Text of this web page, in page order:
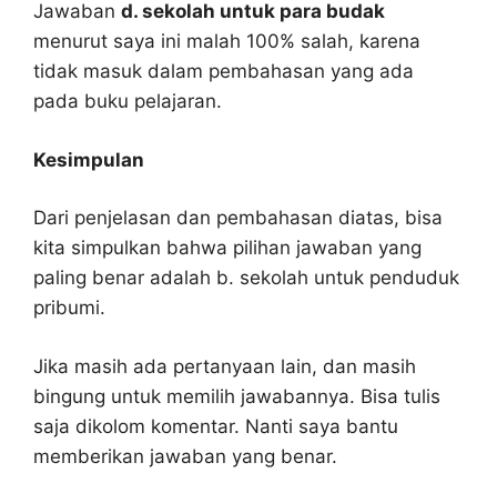
Jawaban d. sekolah untuk para budak
menurut saya ini malah 100% salah, karena
tidak masuk dalam pembahasan yang ada
pada buku pelajaran.
Kesimpulan
Dari penjelasan dan pembahasan diatas, bisa
kita simpulkan bahwa pilihan jawaban yang
paling benar adalah b. sekolah untuk penduduk
pribumi.
Jika masih ada pertanyaan lain, dan masih
bingung untuk memilih jawabannya. Bisa tulis
saja dikolom komentar. Nanti saya bantu
memberikan jawaban yang benar.